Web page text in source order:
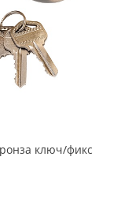
ключ/фикс